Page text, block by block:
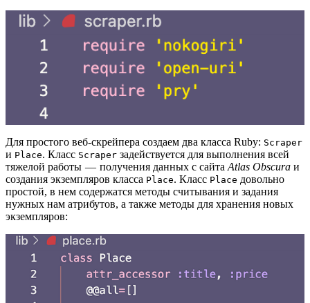
Для простого веб-скрейпера создаем два класса Ruby: Scraper
и Place. Класс Scraper задействуется для выполнения всей
тяжелой работы — получения данных с сайтаAtlas Obscura и
создания экземпляров класса Place. Класс Place довольно
простой, в нем содержатся методы считывания и задания
нужных нам атрибутов, а также методы для хранения новых
экземпляров: